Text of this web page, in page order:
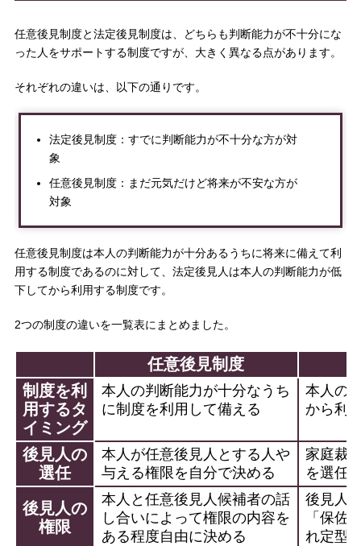
任意後見制度と法定後見制度は、どちらも判断能力が不十分にな
った人をサポートする制度ですが、大きく異なる点があります。
それぞれの違いは、以下の通りです。
法定後見制度：すでに判断能力が不十分な方が対
象
任意後見制度：まだ元気だけど将来が不安な方が
対象
任意後見制度は本人の判断能力が十分あるうちに将来に備えて利
用する制度であるのに対して、法定後見人は本人の判断能力が低
下してから利用する制度です。
2つの制度の違いを一覧表にまとめました。
任意後見制度
制度を利
用するタ
イミング
本人の判断能力が十分なうち
に制度を利用して備える
本人の
から利
後見人の
選任
本人が任意後見人とする人や
与える権限を自分で決める
家庭裁
を選任
後見人の
権限
本人と任意後見人候補者の話
し合いによって権限の内容を
ある程度自由に決める
後見人
「保佐
れ定型